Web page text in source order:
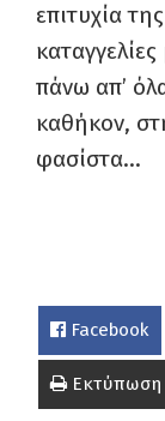
επιτυχία
πάνω απ’
καθήκον,
φασίστα…
Facebook
Εκτύπωση